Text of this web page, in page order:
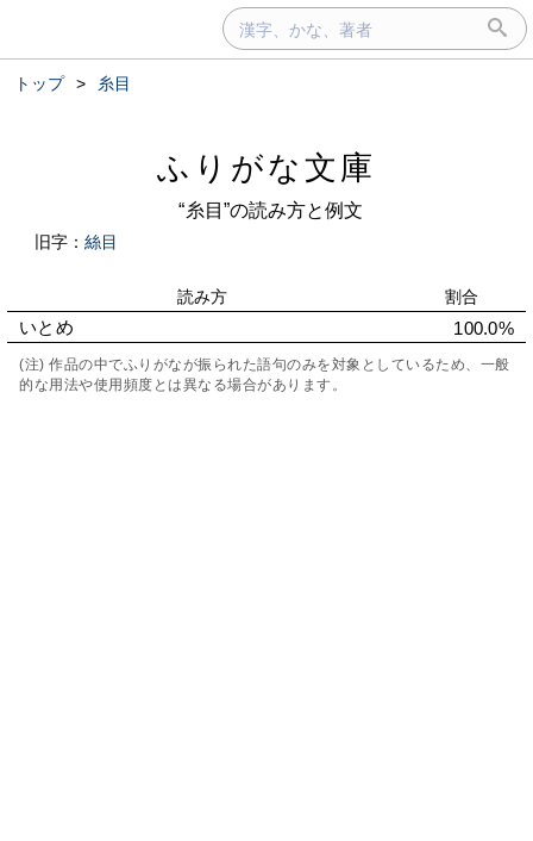
トップ > 糸目
ふりがな文庫
“糸目”の読み方と例文
旧字： 絲目
読み方 割合
いとめ 100.0%
(注) 作品の中でふりがなが振られた語句のみを対象としているため、一般
的な用法や使用頻度とは異なる場合があります。